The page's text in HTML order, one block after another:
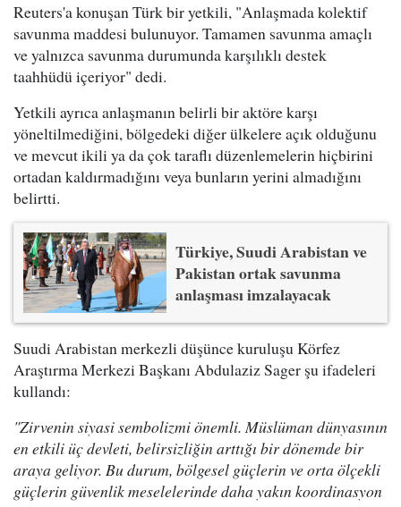
Reuters'a konuşan Türk bir yetkili, "Anlaşmada kolektif
savunma maddesi bulunuyor. Tamamen savunma amaçlı
ve yalnızca savunma durumunda karşılıklı destek
taahhüdü içeriyor" dedi.
Yetkili ayrıca anlaşmanın belirli bir aktöre karşı
yöneltilmediğini, bölgedeki diğer ülkelere açık olduğunu
ve mevcut ikili ya da çok taraflı düzenlemelerin hiçbirini
ortadan kaldırmadığını veya bunların yerini almadığını
belirtti.
Türkiye, Suudi Arabistan ve
Pakistan ortak savunma
anlaşması imzalayacak
Suudi Arabistan merkezli düşünce kuruluşu Körfez
Araştırma Merkezi Başkanı Abdulaziz Sager şu ifadeleri
kullandı:
"Zirvenin siyasi sembolizmi önemli. Müslüman dünyasının
en etkili üç devleti, belirsizliğin arttığı bir dönemde bir
araya geliyor. Bu durum, bölgesel güçlerin ve orta ölçekli
güçlerin güvenlik meselelerinde daha yakın koordinasyon